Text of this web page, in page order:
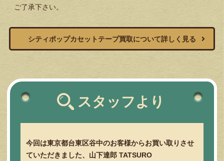
ご了承下さい。
シティポップカセットテープ買取について詳しく見る
スタッフより
今回は東京都台東区谷中のお客様からお買い取りさせ
ていただきました、山下達郎 TATSURO